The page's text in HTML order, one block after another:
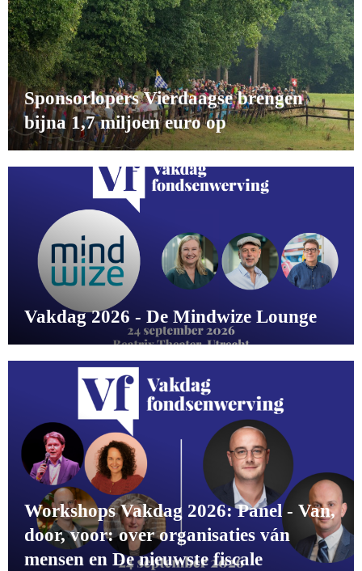
Sponsorlopers Vierdaagse brengen
bijna 1,7 miljoen euro op
Vakdag 2026 - De Mindwize Lounge
Workshops Vakdag 2026: Panel - Van,
door, voor: over organisaties ván
mensen en De nieuwste fiscale